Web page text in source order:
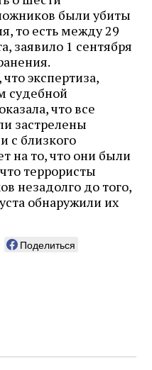
были убиты
то есть между 29
заявило 1 сентября
экспертиза,
судебной
что все
застрелены
с близкого
на то, что они были
террористы
незадолго до того,
обнаружили их
Поделиться